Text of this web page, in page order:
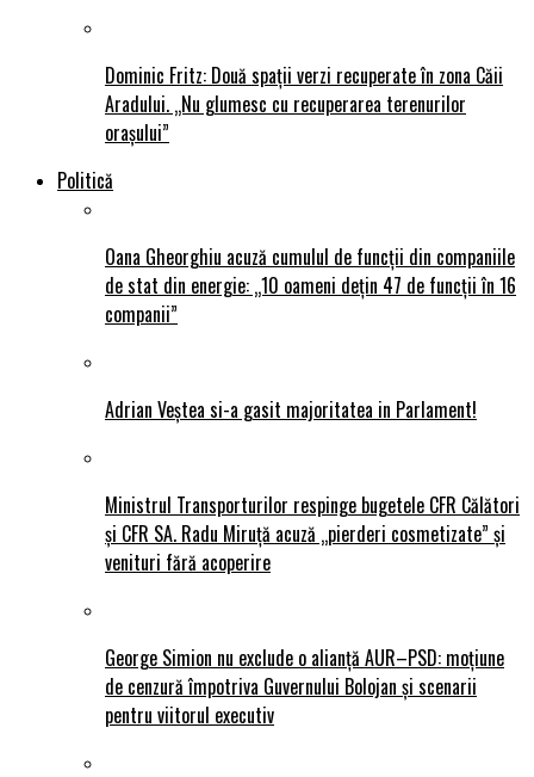
Dominic Fritz: Două spații verzi recuperate în zona Căii
Aradului. „Nu glumesc cu recuperarea terenurilor
orașului”
Politică
Oana Gheorghiu acuză cumulul de funcții din companiile
de stat din energie: „10 oameni dețin 47 de funcții în 16
companii”
Adrian Veștea si-a gasit majoritatea in Parlament!
Ministrul Transporturilor respinge bugetele CFR Călători
și CFR SA. Radu Miruță acuză „pierderi cosmetizate” și
venituri fără acoperire
George Simion nu exclude o alianță AUR–PSD: moțiune
de cenzură împotriva Guvernului Bolojan și scenarii
pentru viitorul executiv